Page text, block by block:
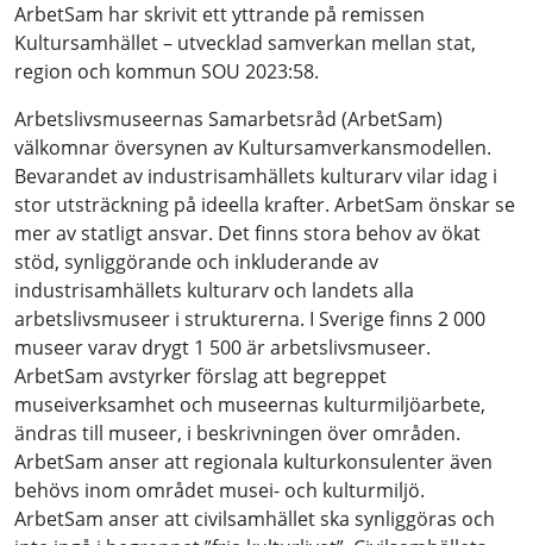
ArbetSam har skrivit ett yttrande på remissen
Kultursamhället – utvecklad samverkan mellan stat,
region och kommun SOU 2023:58.
Arbetslivsmuseernas Samarbetsråd (ArbetSam)
välkomnar översynen av Kultursamverkansmodellen.
Bevarandet av industrisamhällets kulturarv vilar idag i
stor utsträckning på ideella krafter. ArbetSam önskar se
mer av statligt ansvar. Det finns stora behov av ökat
stöd, synliggörande och inkluderande av
industrisamhällets kulturarv och landets alla
arbetslivsmuseer i strukturerna. I Sverige finns 2 000
museer varav drygt 1 500 är arbetslivsmuseer.
ArbetSam avstyrker förslag att begreppet
museiverksamhet och museernas kulturmiljöarbete,
ändras till museer, i beskrivningen över områden.
ArbetSam anser att regionala kulturkonsulenter även
behövs inom området musei- och kulturmiljö.
ArbetSam anser att civilsamhället ska synliggöras och